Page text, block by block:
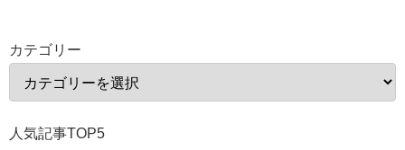
カテゴリー
人気記事TOP5